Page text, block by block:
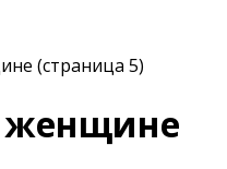
(страница 5)
женщине